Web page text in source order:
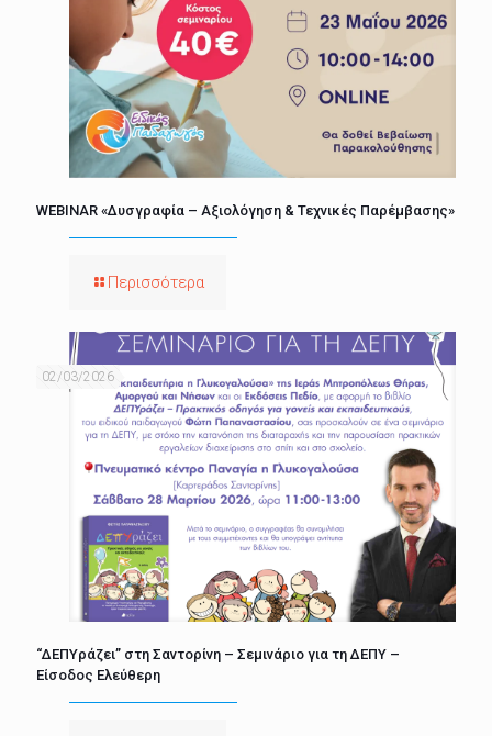
WEBINAR «Δυσγραφία – Αξιολόγηση & Τεχνικές Παρέμβασης»
Περισσότερα
02/03/2026
“ΔΕΠΥράζει” στη Σαντορίνη – Σεμινάριο για τη ΔΕΠΥ –
Είσοδος Ελεύθερη